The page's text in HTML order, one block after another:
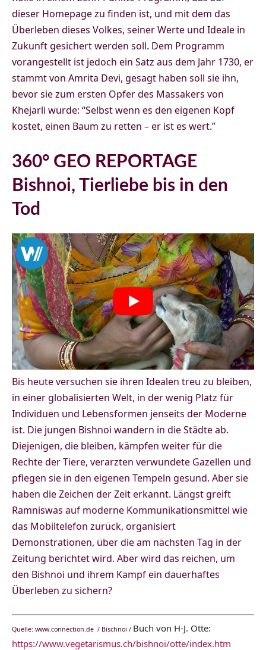
dieser Homepage zu finden ist, und mit dem das
Überleben dieses Volkes, seiner Werte und Ideale in
Zukunft gesichert werden soll. Dem Programm
vorangestellt ist jedoch ein Satz aus dem Jahr 1730, er
stammt von Amrita Devi, gesagt haben soll sie ihn,
bevor sie zum ersten Opfer des Massakers von
Khejarli wurde: “Selbst wenn es den eigenen Kopf
kostet, einen Baum zu retten – er ist es wert.”
360° GEO REPORTAGE
Bishnoi, Tierliebe bis in den
Tod
Bis heute versuchen sie ihren Idealen treu zu bleiben,
in einer globalisierten Welt, in der wenig Platz für
Individuen und Lebensformen jenseits der Moderne
ist. Die jungen Bishnoi wandern in die Städte ab.
Diejenigen, die bleiben, kämpfen weiter für die
Rechte der Tiere, verarzten verwundete Gazellen und
pflegen sie in den eigenen Tempeln gesund. Aber sie
haben die Zeichen der Zeit erkannt. Längst greift
Ramniswas auf moderne Kommunikationsmittel wie
das Mobiltelefon zurück, organisiert
Demonstrationen, über die am nächsten Tag in der
Zeitung berichtet wird. Aber wird das reichen, um
den Bishnoi und ihrem Kampf ein dauerhaftes
Überleben zu sichern?
Quelle: www.connection.de / Bischnoi / Buch von H-J. Otte:
https://www.vegetarismus.ch/bishnoi/otte/index.htm